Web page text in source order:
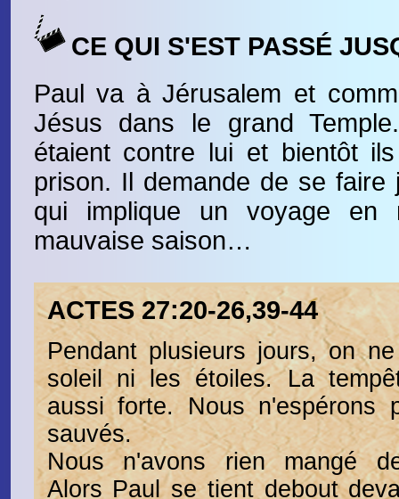
CE QUI S'EST PASSÉ
Paul va à Jérusalem et
Jésus dans le grand
étaient contre lui et bientôt
prison. Il demande de se faire
qui implique un voyage en
mauvaise saison…
ACTES 27:20-26,39-44
Pendant plusieurs jours, on
soleil ni les étoiles. La
aussi forte. Nous n'espérons
sauvés.
Nous n'avons rien mangé
Alors Paul se tient debout